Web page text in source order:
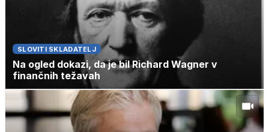
SLOVITI SKLADATELJ
Na ogled dokazi, da je bil Richard Wagner v
finančnih težavah